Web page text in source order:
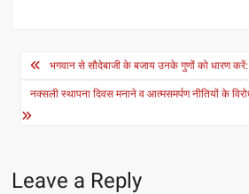
Post
navigation
भगवान से सौदेबाजी के बजाय उनके गुणों को धारण करें:
नक्सली स्थापना दिवस मनाने व आत्मसमर्पण नीतियों के
Leave a Reply